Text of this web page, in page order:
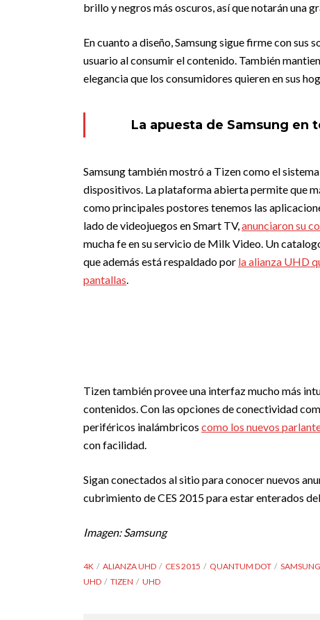
brillo y negros más oscuros, así que notarán una
En cuanto a diseño, Samsung sigue firme con
usuario al consumir el contenido. También
elegancia que los consumidores quieren en sus
La apuesta de Samsung en
Samsung también mostró a Tizen como el
dispositivos. La plataforma abierta permite que
como principales postores tenemos las
lado de videojuegos en Smart TV,anunciaron su
mucha fe en su servicio de Milk Video. Un
que además está respaldado por la alianza UHD
pantallas.
Tizen también provee una interfaz mucho más
contenidos. Con las opciones de conectividad
periféricos inalámbricos como los nuevos
con facilidad.
Sigan conectados al sitio para conocer nuevos
cubrimiento de CES 2015 para estar enterados
Imagen: Samsung
4K ALIANZA UHD CES 2015 QUANTUM DOT SAMSUNG
UHD
TIZEN UHD